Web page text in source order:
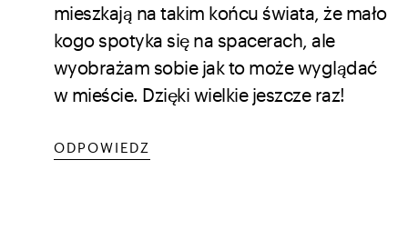
mieszkają na takim końcu świata, że mało
kogo spotyka się na spacerach, ale
wyobrażam sobie jak to może wyglądać
w mieście. Dzięki wielkie jeszcze raz!
ODPOWIEDZ